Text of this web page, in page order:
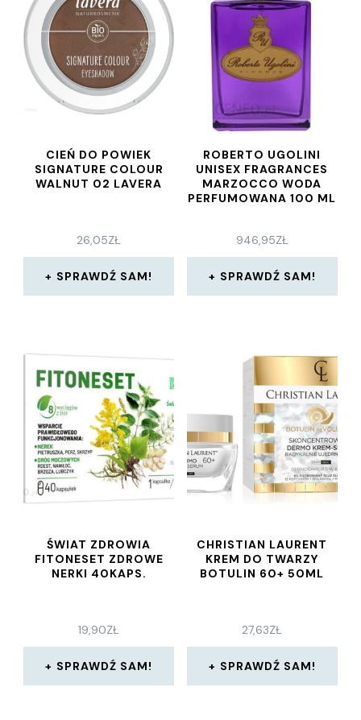
CIEŃ DO POWIEK
SIGNATURE COLOUR
WALNUT 02 LAVERA
26,05ZŁ
SPRAWDŹ SAM!
ROBERTO UGOLINI
UNISEX FRAGRANCES
MARZOCCO WODA
PERFUMOWANA 100 ML
946,95ZŁ
SPRAWDŹ SAM!
ŚWIAT ZDROWIA
FITONESET ZDROWE
NERKI 40KAPS.
19,90ZŁ
SPRAWDŹ SAM!
CHRISTIAN LAURENT
KREM DO TWARZY
BOTULIN 60+ 50ML
27,63ZŁ
SPRAWDŹ SAM!